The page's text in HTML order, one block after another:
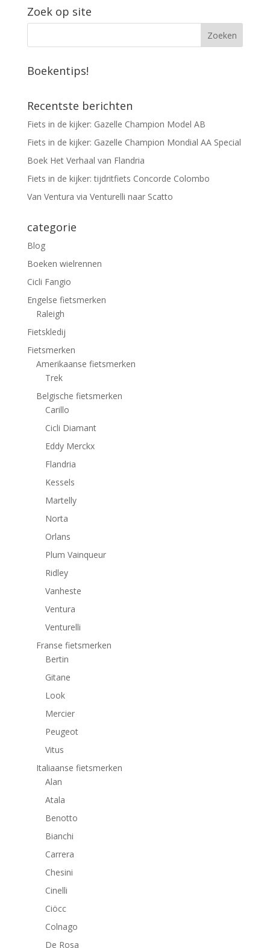
Zoek op site
Boekentips!
Recentste berichten
Fiets in de kijker: Gazelle Champion Model AB
Fiets in de kijker: Gazelle Champion Mondial AA Special
Boek Het Verhaal van Flandria
Fiets in de kijker: tijdritfiets Concorde Colombo
Van Ventura via Venturelli naar Scatto
categorie
Blog
Boeken wielrennen
Cicli Fangio
Engelse fietsmerken
Raleigh
Fietskledij
Fietsmerken
Amerikaanse fietsmerken
Trek
Belgische fietsmerken
Carillo
Cicli Diamant
Eddy Merckx
Flandria
Kessels
Martelly
Norta
Orlans
Plum Vainqueur
Ridley
Vanheste
Ventura
Venturelli
Franse fietsmerken
Bertin
Gitane
Look
Mercier
Peugeot
Vitus
Italiaanse fietsmerken
Alan
Atala
Benotto
Bianchi
Carrera
Chesini
Cinelli
Ciöcc
Colnago
De Rosa